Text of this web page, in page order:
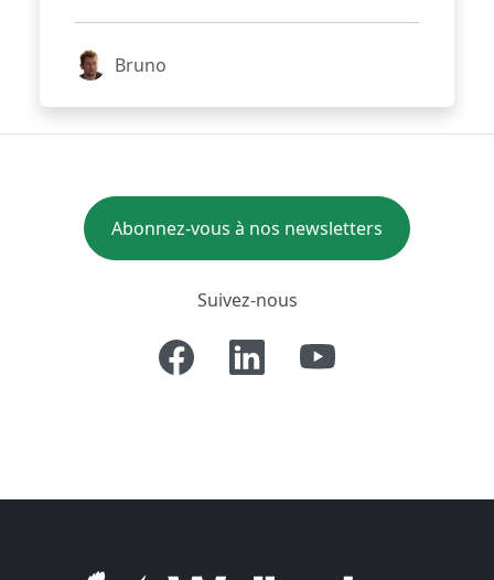
Bruno
Abonnez-vous à nos newsletters
Suivez-nous